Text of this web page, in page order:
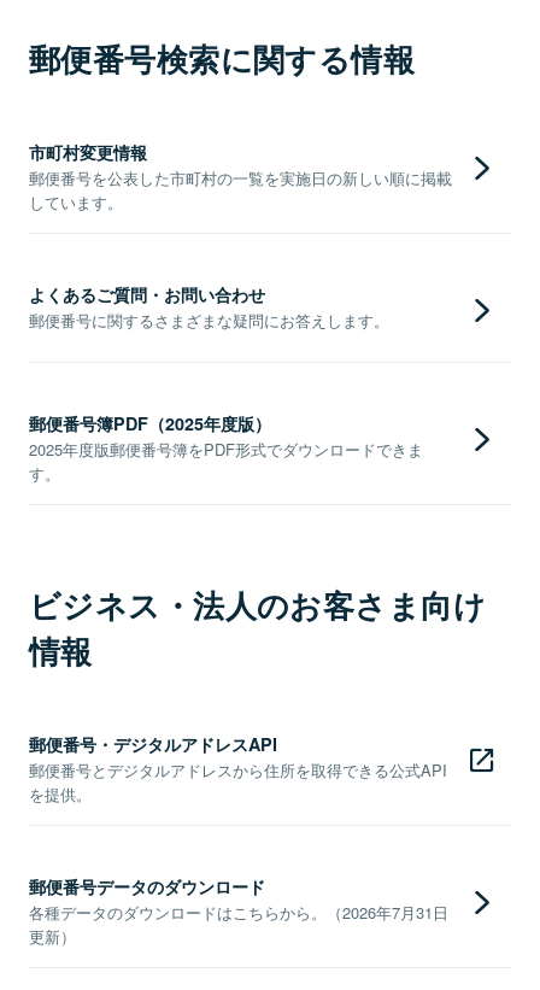
郵便番号検索に関する情報
市町村変更情報
郵便番号を公表した市町村の一覧を実施日の新しい順に掲載
しています。
よくあるご質問・お問い合わせ
郵便番号に関するさまざまな疑問にお答えします。
郵便番号簿PDF（2025年度版）
2025年度版郵便番号簿をPDF形式でダウンロードできま
す。
ビジネス・法人のお客さま向け
情報
郵便番号・デジタルアドレスAPI
郵便番号とデジタルアドレスから住所を取得できる公式API
を提供。
郵便番号データのダウンロード
各種データのダウンロードはこちらから。（2026年7月31日
更新）